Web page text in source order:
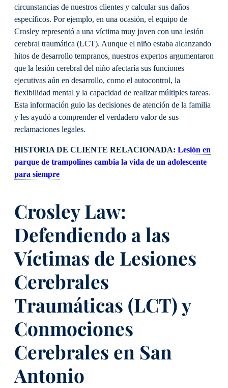
circunstancias de nuestros clientes y calcular sus daños
específicos. Por ejemplo, en una ocasión, el equipo de
Crosley representó a una víctima muy joven con una lesión
cerebral traumática (LCT). Aunque el niño estaba alcanzando
hitos de desarrollo tempranos, nuestros expertos argumentaron
que la lesión cerebral del niño afectaría sus funciones
ejecutivas aún en desarrollo, como el autocontrol, la
flexibilidad mental y la capacidad de realizar múltiples tareas.
Esta información guio las decisiones de atención de la familia
y les ayudó a comprender el verdadero valor de sus
reclamaciones legales.
HISTORIA DE CLIENTE RELACIONADA: Lesión en
parque de trampolines cambia la vida de un adolescente
para siempre
Crosley Law:
Defendiendo a las
Víctimas de Lesiones
Cerebrales
Traumáticas (LCT) y
Conmociones
Cerebrales en San
Antonio